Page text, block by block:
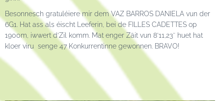
Besonnesch gratuléiere mir dem VAZ BARROS DANIELA vun der
6G1. Hat ass als éischt Leeferin, bei de FILLES CADETTES op
1900m, iwwert d’Zil komm. Mat enger Zäit vun 8’11,23″ huet hat
kloer viru senge 47 Konkurrentinne gewonnen. BRAVO!